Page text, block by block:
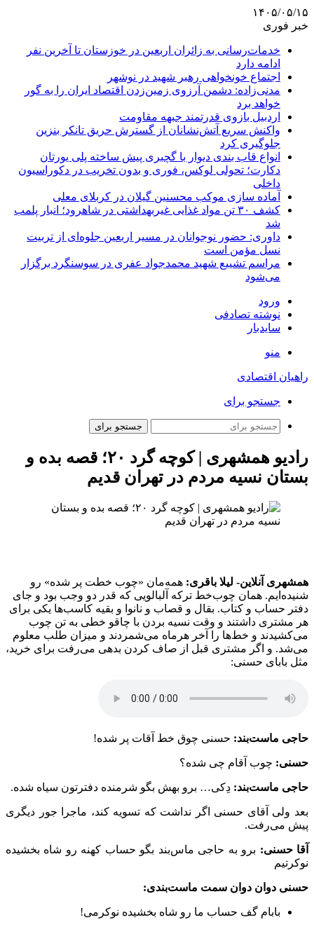
۱۴۰۵/۰۵/۱۵
خبر فوری
خدمات‌رسانی به زائران اربعین در خوزستان تا آخرین نفر
ادامه دارد
اجتماع خونخواهی رهبر شهید در نوشهر
مدنی‌زاده: دشمن آرزوی زمین‌زدن اقتصاد ایران را به گور
خواهد برد
اردبیل بازوی قدرتمند جبهه مقاومت
واکنش سریع آتش‌نشانان از گسترش حریق تانکر بنزین
جلوگیری کرد
انواع قاب بندی دیوار با گچبری پیش ساخته پلی یورتان
دکارت؛ تحولی لوکس، فوری و بدون تخریب در دکوراسیون
داخلی
آماده سازی موکب محسنین گیلان در کربلای معلی
کشف ۳۰ تن مواد غذایی غیربهداشتی در شاهرود؛ انبار پلمب
شد
داوری: حضور نوجوانان در مسیر اربعین جلوه‌ای از تربیت
نسل مؤمن است
مراسم تشییع شهید محمدجواد عفری در سوسنگرد برگزار
می‌شود
ورود
نوشته تصادفی
سایدبار
منو
راهیان اقتصادی
جستجو برای
جستجو برای
رادیو همشهری | کوچه گرد ۲۰؛ قصه بده و
بستان نسیه مردم در تهران قدیم
همشهری آنلاین- لیلا باقری: همه‌مان «چوب خطت پر شده» رو
شنیده‌ایم. همان چوب‌خط ترکه آلبالویی که قدر دو وجب بود و جای
دفتر حساب و کتاب. بقال و قصاب و نانوا و بقیه کاسب‌ها یکی برای
هر مشتری‌ داشتند و وقت نسیه بردن با چاقو خطی به تن چوب
می‌کشیدند و خط‌ها را آخر هرماه می‌شمردند و میزان طلب معلوم
می‌شد. و اگر مشتری قبل از صاف کردن بدهی می‌رفت برای خرید،
مثل بابای حسنی:
حاجی ماست‌بند: حسنی چوق خط آقات پر شده!
حسنی: چوب آقام چی شده؟
حاجی ماست‌بند: دِکی… برو بهش بگو شرمنده دفترتون سیاه شده.
بعد ولی آقای حسنی اگر نداشت که تسویه کند، ماجرا جور دیگری
پیش می‌رفت.
آقا حسنی: برو به حاجی ماس‌بند بگو حساب کهنه رو شاه بخشیده
نوکرتیم
حسنی دوان دوان سمت ماست‌بندی:
بابام گف حساب ما رو شاه بخشیده نوکرمی!